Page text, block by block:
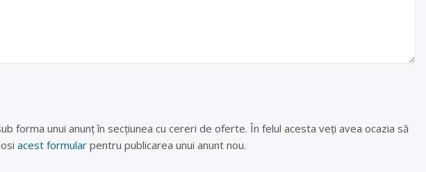
forma unui anunț în secțiunea cu cereri de oferte. În felul acesta veți avea ocazia să
acest formular pentru publicarea unui anunt nou.